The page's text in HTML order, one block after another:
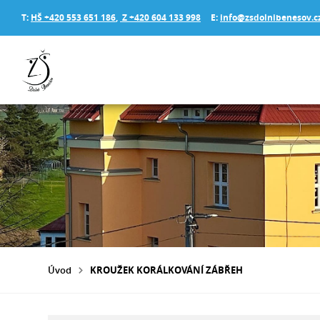
T: HŠ +420 553 651 186, Z +420 604 133 998 E:
Úvod KROUŽEK KORÁLKOVÁNÍ ZÁBŘEH